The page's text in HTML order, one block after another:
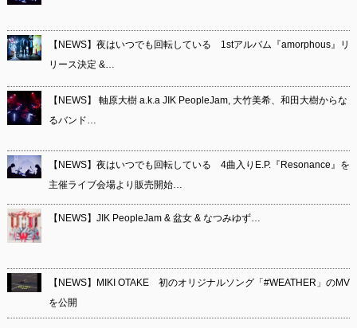
【NEWS】夜はいつでも回転している 1stアルバム『amorphous』リ
リース決定 &…
【NEWS】 軸原大樹 a.k.a JIK PeopleJam, 大竹美希、和田大樹からな
るバンド…
【NEWS】夜はいつでも回転している 4曲入りE.P.『Resonance』を
主催ライブ会場より販売開始…
【NEWS】JIK PeopleJam & 盆女 & なつみゆず…
【NEWS】MIKI OTAKE 初のオリジナルソング「#WEATHER」のMV
を公開